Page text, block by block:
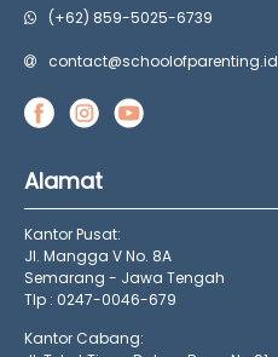
(+62) 859-5025-6739
contact@schoolofparenting.id
Alamat
Kantor Pusat:
Jl. Mangga V No. 8A
Semarang - Jawa Tengah
Tlp : 0247-0046-679
Kantor Cabang: